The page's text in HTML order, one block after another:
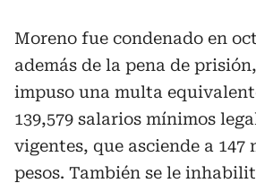
Moreno fue condenado en
además de la pena de
impuso una multa
139,579 salarios mínimos
vigentes, que asciende a 147
pesos. También se le